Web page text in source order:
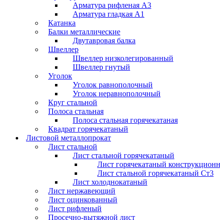
Арматура рифленая А3
Арматура гладкая А1
Катанка
Балки металлические
Двутавровая балка
Швеллер
Швеллер низколегированный
Швеллер гнутый
Уголок
Уголок равнополочный
Уголок неравнополочный
Круг стальной
Полоса стальная
Полоса стальная горячекатаная
Квадрат горячекатаный
Листовой металлопрокат
Лист стальной
Лист стальной горячекатаный
Лист горячекатаный
Лист стальной горячекатаный Ст3
Лист холоднокатаный
Лист нержавеющий
Лист оцинкованный
Лист рифленый
Просечно-вытяжной лист